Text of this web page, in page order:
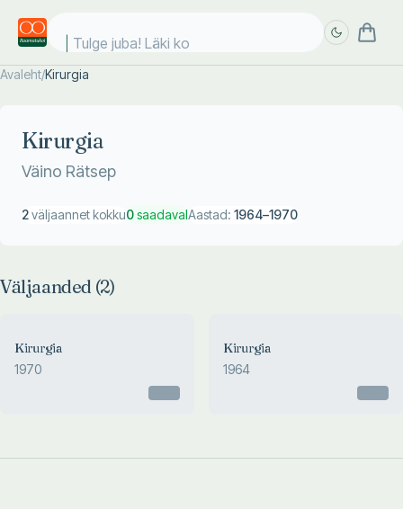
Tulge juba! Läki koo
Avaleht/Kirurgia
Kirurgia
Väino Rätsep
2väljaannet kokku0saadavalAastad: 1964–1970
Väljaanded (2)
Kirurgia
1970
Kirurgia
1964